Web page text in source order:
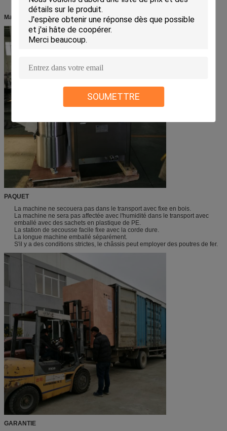
SOUMETTRE
Machine dans l'usine
PAQUET
La machine ne secouera pas dans le transport avec fixe en bois.
La machine ne sera pas affectée avec l'humidité dans le transport avec
emballé avec des sachets en plastique de PE.
La station de secousse facile fixe avec la corde dure.
La longue machine emballé séparément.
S'il y a des conditions strictes, le châssis peut employer des poutres de fer.
GARANTIE